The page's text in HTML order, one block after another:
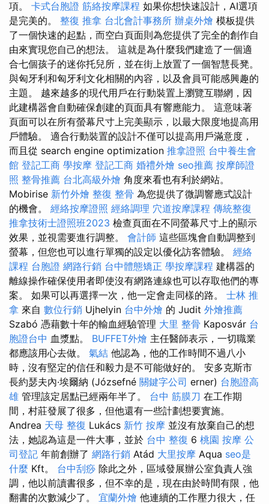
項。 卡式台胞證 筋絡按摩課程 如果你想快速設計，AI選項
是完美的。 整復 推拿 台北會計事務所 辦桌外燴 模板提供
了一個快速的起點，而空白頁面則為您提供了完全的創作自
由來實現您自己的想法。 這就是為什麼我們建造了一個適
合七個孩子的迷你托兒所，並在街上放置了一個智慧長凳。
與匈牙利和匈牙利文化相關的內容，以及會員可能感興趣的
主題。 越來越多的現代用戶在行動裝置上瀏覽互聯網，因
此建構器會自動確保創建的頁面具有響應能力。 這意味著
頁面可以在所有螢幕尺寸上完美顯示，以最大限度地提高用
戶體驗。 適合行動裝置的設計不僅可以提高用戶滿意度，
而且從 search engine optimization 推拿證照 台中養生會
館 登記工商 學按摩 登記工商 婚禮外燴 seo推薦 按摩師證
照 整骨推薦 台北高級外燴 角度來看也有利於網站。
Mobirise 新竹外燴 整復 整骨 為您提供了微調響應式設計
的機會。 經絡按摩證照 經絡調理 穴道按摩課程 傳統整復
推拿技術士證照班2023 檢查頁面在不同螢幕尺寸上的顯示
效果，並視需要進行調整。 會計師 這些區塊會自動調整到
螢幕，但您也可以進行單獨的設定以優化訪客體驗。 經絡
課程 台胞證 網路行銷 台中體態矯正 學按摩課程 建構器的
離線操作確保使用者即使沒有網路連線也可以存取他們的專
案。 如果可以再選擇一次，他一定會走同樣的路。 士林 推
拿 來自 數位行銷 Ujhelyin 台中外燴 的 Judit 外燴推薦
Szabó 憑藉數十年的輸血經驗管理 大里 整骨 Kaposvár 台
胞證台中 血漿點。 BUFFET外燴 主任醫師表示，一切職業
都應該用心去做。 氣結 他認為，他的工作時間不過八小
時，沒有堅定的信任和毅力是不可能做好的。 安多克斯市
長約瑟夫內·埃爾納 (Józsefné 關鍵字公司 erner) 台胞證高
雄 管理該定居點已經兩年半了。 台中 筋膜刀 在工作期
間，村莊發展了很多，但他還有一些計劃想要實施。
Andrea 天母 整復 Lukács 新竹 按摩 並沒有放棄自己的想
法，她認為這是一件大事，並於 台中 整復 6 桃園 按摩 公
司登記 年前創辦了 網路行銷 Atád 大里按摩 Aqua seo是
什麼 Kft。 台中刮痧 除此之外，區域發展辦公室負責人強
調，他以前讀書很多，但不幸的是，現在由於時間有限，他
翻書的次數減少了。 宜蘭外燴 他連續的工作壓力很大，任